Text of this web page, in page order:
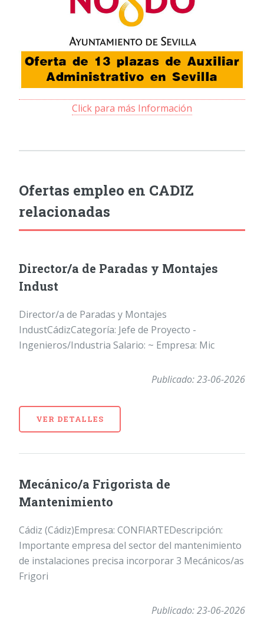
Click para más Información
Ofertas empleo en CADIZ
relacionadas
Director/a de Paradas y Montajes
Indust
Director/a de Paradas y Montajes
IndustCádizCategoría: Jefe de Proyecto -
Ingenieros/Industria Salario: ~ Empresa: Mic
Publicado: 23-06-2026
VER DETALLES
Mecánico/a Frigorista de
Mantenimiento
Cádiz (Cádiz)Empresa: CONFIARTEDescripción:
Importante empresa del sector del mantenimiento
de instalaciones precisa incorporar 3 Mecánicos/as
Frigori
Publicado: 23-06-2026